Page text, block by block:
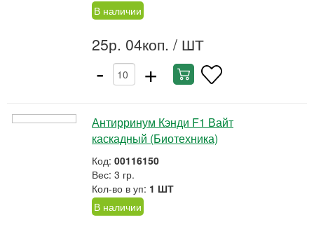
В наличии
25р. 04коп. / ШТ
- +
Антирринум Кэнди F1 Вайт
каскадный (Биотехника)
Код: 00116150
Вес: 3 гр.
Кол-во в уп: 1 ШТ
В наличии